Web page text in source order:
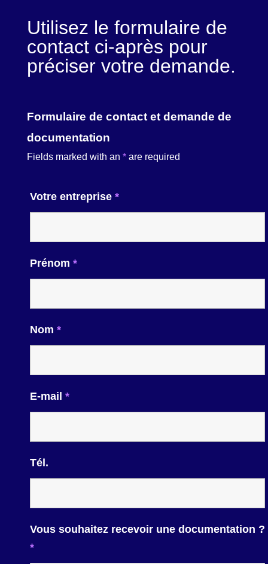
Utilisez le formulaire de
contact ci-après pour
préciser votre demande.
Formulaire de contact et demande de
documentation
Fields marked with an *are required
Votre entreprise *
Prénom *
Nom *
E-mail *
Tél.
Vous souhaitez recevoir une documentation ?
*